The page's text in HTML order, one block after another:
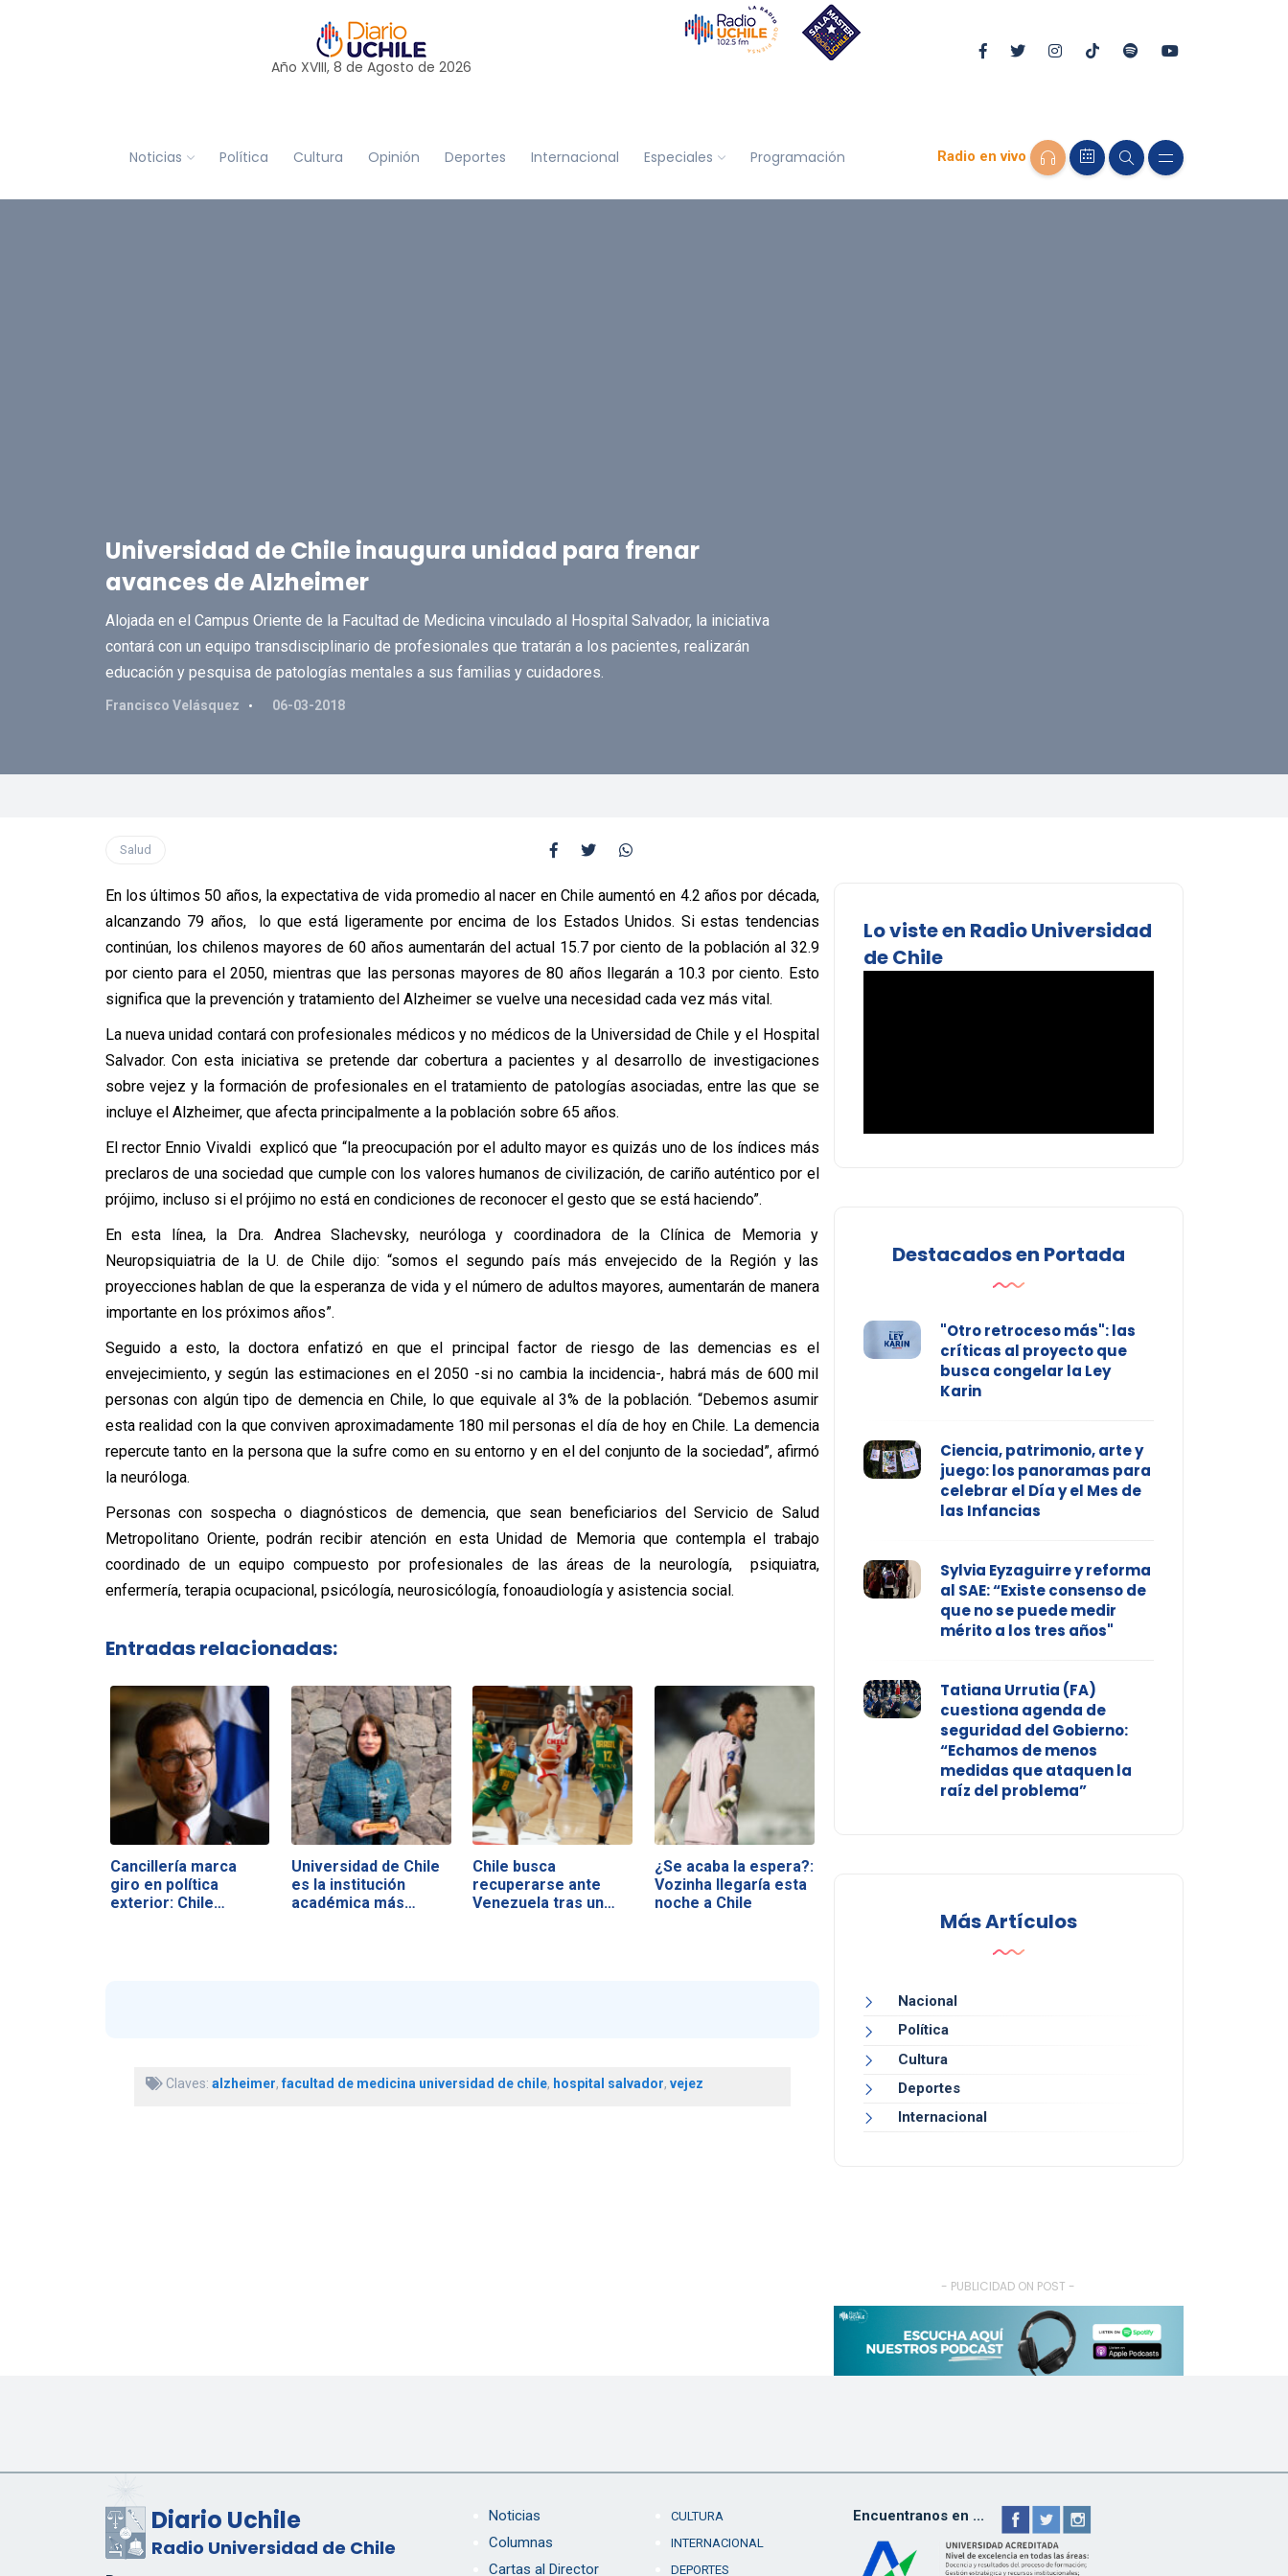
Año XVIII, 8 de Agosto de 2026
Noticias Política Cultura Opinión Deportes Internacional Especiales Programación Radio en vivo
Universidad de Chile inaugura unidad para frenar
avances de Alzheimer
Alojada en el Campus Oriente de la Facultad de Medicina vinculado al Hospital Salvador, la iniciativa
contará con un equipo transdisciplinario de profesionales que tratarán a los pacientes, realizarán
educación y pesquisa de patologías mentales a sus familias y cuidadores.
Francisco Velásquez 06-03-2018
Salud
En los últimos 50 años, la expectativa de vida promedio al nacer en Chile aumentó en 4.2 años por década,
alcanzando 79 años, lo que está ligeramente por encima de los Estados Unidos. Si estas tendencias
continúan, los chilenos mayores de 60 años aumentarán del actual 15.7 por ciento de la población al 32.9
por ciento para el 2050, mientras que las personas mayores de 80 años llegarán a 10.3 por ciento. Esto
significa que la prevención y tratamiento del Alzheimer se vuelve una necesidad cada vez más vital.
La nueva unidad contará con profesionales médicos y no médicos de la Universidad de Chile y el Hospital
Salvador. Con esta iniciativa se pretende dar cobertura a pacientes y al desarrollo de investigaciones
sobre vejez y la formación de profesionales en el tratamiento de patologías asociadas, entre las que se
incluye el Alzheimer, que afecta principalmente a la población sobre 65 años.
El rector Ennio Vivaldi explicó que “la preocupación por el adulto mayor es quizás uno de los índices más
preclaros de una sociedad que cumple con los valores humanos de civilización, de cariño auténtico por el
prójimo, incluso si el prójimo no está en condiciones de reconocer el gesto que se está haciendo”.
En esta línea, la Dra. Andrea Slachevsky, neuróloga y coordinadora de la Clínica de Memoria y
Neuropsiquiatria de la U. de Chile dijo: “somos el segundo país más envejecido de la Región y las
proyecciones hablan de que la esperanza de vida y el número de adultos mayores, aumentarán de manera
importante en los próximos años”.
Seguido a esto, la doctora enfatizó en que el principal factor de riesgo de las demencias es el
envejecimiento, y según las estimaciones en el 2050 -si no cambia la incidencia-, habrá más de 600 mil
personas con algún tipo de demencia en Chile, lo que equivale al 3% de la población. “Debemos asumir
esta realidad con la que conviven aproximadamente 180 mil personas el día de hoy en Chile. La demencia
repercute tanto en la persona que la sufre como en su entorno y en el del conjunto de la sociedad”, afirmó
la neuróloga.
Personas con sospecha o diagnósticos de demencia, que sean beneficiarios del Servicio de Salud
Metropolitano Oriente, podrán recibir atención en esta Unidad de Memoria que contempla el trabajo
coordinado de un equipo compuesto por profesionales de las áreas de la neurología, psiquiatra,
enfermería, terapia ocupacional, psicólogía, neurosicólogía, fonoaudiología y asistencia social.
Entradas relacionadas:
Cancillería marca
giro en política
exterior: Chile…
Universidad de Chile
es la institución
académica más…
Chile busca
recuperarse ante
Venezuela tras un
¿Se acaba la espera?:
Vozinha llegaría esta
noche a Chile
Claves: alzheimer,facultad de medicina universidad de chile, hospital salvador, vejez
Lo viste en Radio Universidad
de Chile
Destacados en Portada
"Otro retroceso más": las
críticas al proyecto que
busca congelar la Ley
Karin
Ciencia, patrimonio, arte y
juego: los panoramas para
celebrar el Día y el Mes de
las Infancias
Sylvia Eyzaguirre y reforma
al SAE: “Existe consenso de
que no se puede medir
mérito a los tres años"
Tatiana Urrutia (FA)
cuestiona agenda de
seguridad del Gobierno:
“Echamos de menos
medidas que ataquen la
raíz del problema”
Más Artículos
Nacional
Política
Cultura
Deportes
Internacional
- PUBLICIDAD ON POST -
Diario Uchile
Radio Universidad de Chile
Noticias
Columnas
Cartas al Director
CULTURA
INTERNACIONAL
DEPORTES
Encuentranos en ...